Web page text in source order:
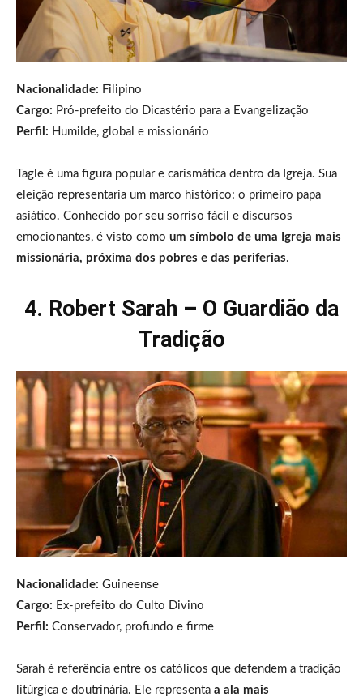
Nacionalidade: Filipino
Cargo: Pró-prefeito do Dicastério para a Evangelização
Perfil: Humilde, global e missionário
Tagle é uma figura popular e carismática dentro da Igreja. Sua
eleição representaria um marco histórico: o primeiro papa
asiático. Conhecido por seu sorriso fácil e discursos
emocionantes, é visto como um símbolo de uma Igreja mais
missionária, próxima dos pobres e das periferias.
4. Robert Sarah – O Guardião da
Tradição
Nacionalidade: Guineense
Cargo: Ex-prefeito do Culto Divino
Perfil: Conservador, profundo e firme
Sarah é referência entre os católicos que defendem a tradição
litúrgica e doutrinária. Ele representa a ala mais